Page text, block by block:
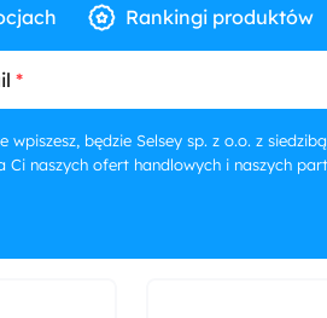
Rankingi produktów
będzie Selsey sp. z o.o. z
Ci naszych ofert handlowych i naszych